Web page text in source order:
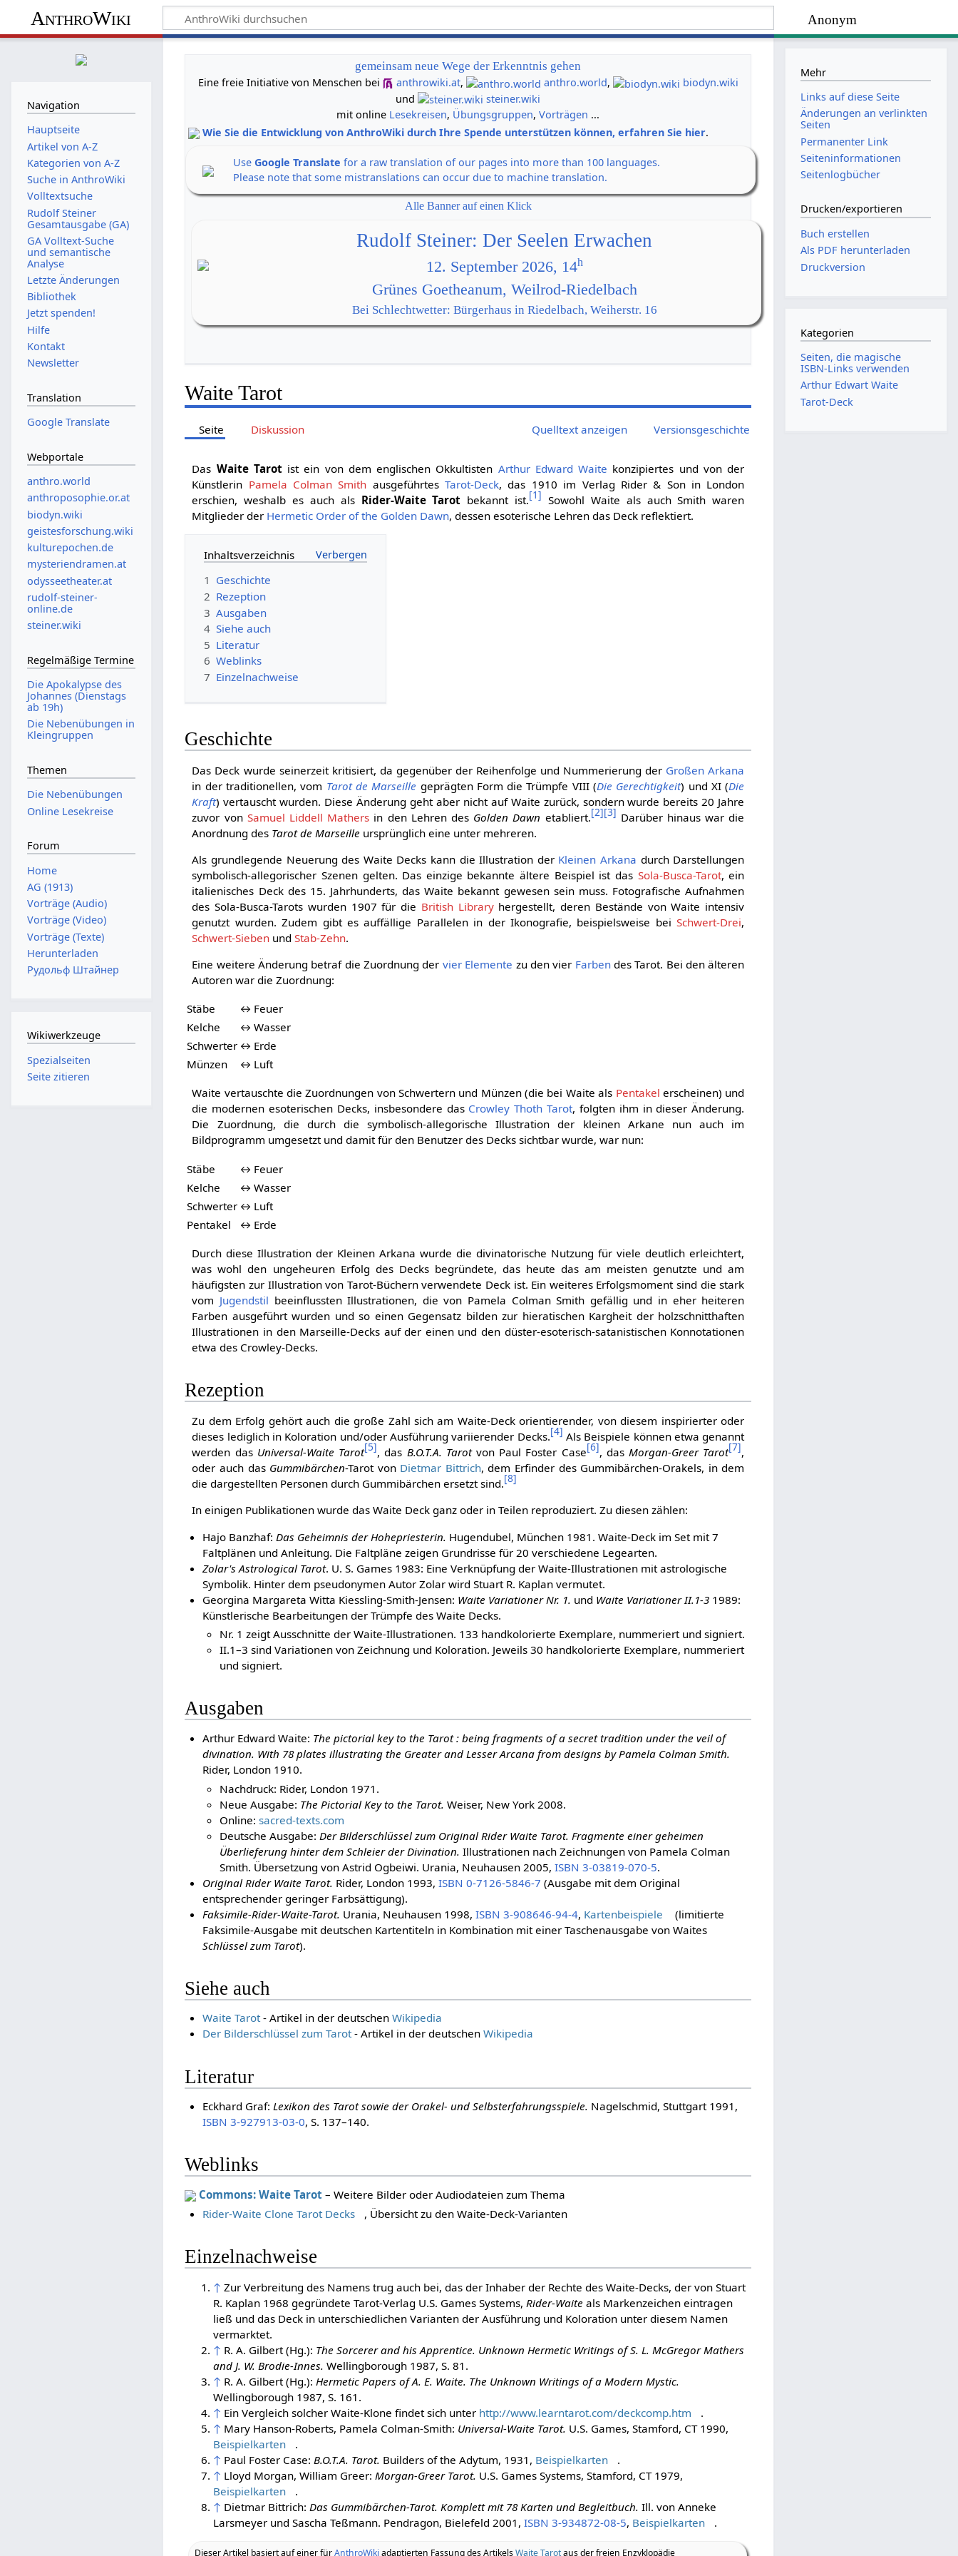
Anonym
AnthroWiki
gemeinsam neue Wege der Erkenntnis gehen
Eine freie Initiative von Menschen bei
anthrowiki.at, anthro.world,
biodyn.wiki
und
steiner.wiki
mit online Lesekreisen, Übungsgruppen,Vorträgen ...
Wie Sie die Entwicklung von AnthroWiki durch Ihre Spende unterstützen können, erfahren Sie hier.
UseGoogle Translate for a raw translation of our pages into more than 100 languages.
Please note that some mistranslations can occur due to machine translation.
Alle Banner auf einen Klick
Rudolf Steiner: Der Seelen Erwachen
12. September 2026, 14h
Grünes Goetheanum, Weilrod-Riedelbach
Bei Schlechtwetter: Bürgerhaus in Riedelbach, Weiherstr. 16
Waite Tarot
Seite Diskussion Quelltext anzeigen Versionsgeschichte
Das Waite Tarotist ein von dem englischen Okkultisten Arthur Edward Waite konzipiertes und von der
Künstlerin Pamela Colman Smith ausgeführtesTarot-Deck, das 1910 im Verlag Rider & Son in London
erschien, weshalb es auch als Rider-Waite Tarot bekannt ist.[1] Sowohl Waite als auch Smith waren
Mitglieder der Hermetic Order of the Golden Dawn, dessen esoterische Lehren das Deck reflektiert.
Inhaltsverzeichnis
1 Geschichte
2 Rezeption
3 Ausgaben
4 Siehe auch
5 Literatur
6 Weblinks
7 Einzelnachweise
Geschichte
Das Deck wurde seinerzeit kritisiert, da gegenüber der Reihenfolge und Nummerierung der Großen Arkana
in der traditionellen, vom Tarot de Marseille geprägten Form die Trümpfe VIII (Die Gerechtigkeit) und XI (Die
Kraft) vertauscht wurden. Diese Änderung geht aber nicht auf Waite zurück, sondern wurde bereits 20 Jahre
zuvor von Samuel Liddell Mathers in den Lehren des Golden Dawn etabliert.[2][3] Darüber hinaus war die
Anordnung des Tarot de Marseille ursprünglich eine unter mehreren.
Als grundlegende Neuerung des Waite Decks kann die Illustration der Kleinen Arkana durch Darstellungen
symbolisch-allegorischer Szenen gelten. Das einzige bekannte ältere Beispiel ist das Sola-Busca-Tarot, ein
italienisches Deck des 15. Jahrhunderts, das Waite bekannt gewesen sein muss. Fotografische Aufnahmen
des Sola-Busca-Tarots wurden 1907 für die British Libraryhergestellt, deren Bestände von Waite intensiv
genutzt wurden. Zudem gibt es auffällige Parallelen in der Ikonografie, beispielsweise beiSchwert-Drei,
Schwert-Sieben undStab-Zehn.
Eine weitere Änderung betraf die Zuordnung der vier Elemente zu den vier Farbendes Tarot. Bei den älteren
Autoren war die Zuordnung:
Stäbe ↔ Feuer
Kelche
↔ Wasser
Schwerter ↔ Erde
Münzen
↔ Luft
Waite vertauschte die Zuordnungen von Schwertern und Münzen (die bei Waite als Pentakel erscheinen) und
die modernen esoterischen Decks, insbesondere das Crowley Thoth Tarot, folgten ihm in dieser Änderung.
Die Zuordnung, die durch die symbolisch-allegorische Illustration der kleinen Arkane nun auch im
Bildprogramm umgesetzt und damit für den Benutzer des Decks sichtbar wurde, war nun:
Stäbe ↔ Feuer
Kelche
↔ Wasser
Schwerter ↔ Luft
Pentakel
↔ Erde
Durch diese Illustration der Kleinen Arkana wurde die divinatorische Nutzung für viele deutlich erleichtert,
was wohl den ungeheuren Erfolg des Decks begründete, das heute das am meisten genutzte und am
häufigsten zur Illustration von Tarot-Büchern verwendete Deck ist. Ein weiteres Erfolgsmoment sind die stark
vom Jugendstil beeinflussten Illustrationen, die von Pamela Colman Smith gefällig und in eher heiteren
Farben ausgeführt wurden und so einen Gegensatz bilden zur hieratischen Kargheit der holzschnitthaften
Illustrationen in den Marseille-Decks auf der einen und den düster-esoterisch-satanistischen Konnotationen
etwa des Crowley-Decks.
Rezeption
Zu dem Erfolg gehört auch die große Zahl sich am Waite-Deck orientierender, von diesem inspirierter oder
dieses lediglich in Koloration und/oder Ausführung variierender Decks.[4] Als Beispiele können etwa genannt
werden das Universal-Waite Tarot[5], das B.O.T.A. Tarotvon Paul Foster Case[6], dasMorgan-Greer Tarot[7],
oder auch das Gummibärchen-Tarot von Dietmar Bittrich, dem Erfinder des Gummibärchen-Orakels, in dem
die dargestellten Personen durch Gummibärchen ersetzt sind.[8]
In einigen Publikationen wurde das Waite Deck ganz oder in Teilen reproduziert. Zu diesen zählen:
Hajo Banzhaf: Das Geheimnis der Hohepriesterin. Hugendubel, München 1981. Waite-Deck im Set mit 7
Faltplänen und Anleitung. Die Faltpläne zeigen Grundrisse für 20 verschiedene Legearten.
Zolar's Astrological Tarot. U. S. Games 1983: Eine Verknüpfung der Waite-Illustrationen mit astrologische
Symbolik. Hinter dem pseudonymen Autor Zolar wird Stuart R. Kaplan vermutet.
Georgina Margareta Witta Kiessling-Smith-Jensen: Waite Variationer Nr. 1. und Waite Variationer II.1-31989:
Künstlerische Bearbeitungen der Trümpfe des Waite Decks.
Nr. 1 zeigt Ausschnitte der Waite-Illustrationen. 133 handkolorierte Exemplare, nummeriert und signiert.
II.1–3 sind Variationen von Zeichnung und Koloration. Jeweils 30 handkolorierte Exemplare, nummeriert
und signiert.
Ausgaben
Arthur Edward Waite: The pictorial key to the Tarot : being fragments of a secret tradition under the veil of
divination. With 78 plates illustrating the Greater and Lesser Arcana from designs by Pamela Colman Smith.
Rider, London 1910.
Nachdruck: Rider, London 1971.
Neue Ausgabe: The Pictorial Key to the Tarot. Weiser, New York 2008.
Online: sacred-texts.com
Deutsche Ausgabe: Der Bilderschlüssel zum Original Rider Waite Tarot. Fragmente einer geheimen
Überlieferung hinter dem Schleier der Divination. Illustrationen nach Zeichnungen von Pamela Colman
Smith. Übersetzung von Astrid Ogbeiwi. Urania, Neuhausen 2005, ISBN 3-03819-070-5.
Original Rider Waite Tarot. Rider, London 1993, ISBN 0-7126-5846-7 (Ausgabe mit dem Original
entsprechender geringer Farbsättigung).
Faksimile-Rider-Waite-Tarot. Urania, Neuhausen 1998, ISBN 3-908646-94-4, Kartenbeispiele
(limitierte
Faksimile-Ausgabe mit deutschen Kartentiteln in Kombination mit einer Taschenausgabe von Waites
Schlüssel zum Tarot).
Siehe auch
Waite Tarot- Artikel in der deutschen Wikipedia
Der Bilderschlüssel zum Tarot- Artikel in der deutschen Wikipedia
Literatur
Eckhard Graf: Lexikon des Tarot sowie der Orakel- und Selbsterfahrungsspiele. Nagelschmid, Stuttgart 1991,
ISBN 3-927913-03-0, S. 137–140.
Weblinks
Commons: Waite Tarot – Weitere Bilder oder Audiodateien zum Thema
Rider-Waite Clone Tarot Decks
, Übersicht zu den Waite-Deck-Varianten
Einzelnachweise
↑ Zur Verbreitung des Namens trug auch bei, das der Inhaber der Rechte des Waite-Decks, der von Stuart
R. Kaplan 1968 gegründete Tarot-Verlag U.S. Games Systems,Rider-Waite als Markenzeichen eintragen
ließ und das Deck in unterschiedlichen Varianten der Ausführung und Koloration unter diesem Namen
vermarktet.
↑ R. A. Gilbert (Hg.): The Sorcerer and his Apprentice. Unknown Hermetic Writings of S. L. McGregor Mathers
and J. W. Brodie-Innes. Wellingborough 1987, S. 81.
↑ R. A. Gilbert (Hg.):Hermetic Papers of A. E. Waite. The Unknown Writings of a Modern Mystic.
Wellingborough 1987, S. 161.
↑ Ein Vergleich solcher Waite-Klone findet sich unter http://www.learntarot.com/deckcomp.htm
.
↑ Mary Hanson-Roberts, Pamela Colman-Smith: Universal-Waite Tarot. U.S. Games, Stamford, CT 1990,
Beispielkarten
.
↑ Paul Foster Case:B.O.T.A. Tarot. Builders of the Adytum, 1931, Beispielkarten
.
↑ Lloyd Morgan, William Greer:Morgan-Greer Tarot. U.S. Games Systems, Stamford, CT 1979,
Beispielkarten
.
↑ Dietmar Bittrich:Das Gummibärchen-Tarot. Komplett mit 78 Karten und Begleitbuch. Ill. von Anneke
Larsmeyer und Sascha Teßmann. Pendragon, Bielefeld 2001,ISBN 3-934872-08-5, Beispielkarten .
Dieser Artikel basiert auf einer fürAnthroWiki adaptierten Fassung des ArtikelsWaite Tarotaus der freien Enzyklopädie
Navigation
Hauptseite
Artikel von A-Z
Kategorien von A-Z
Suche in AnthroWiki
Volltextsuche
Rudolf Steiner
Gesamtausgabe (GA)
GA Volltext-Suche
und semantische
Analyse
Letzte Änderungen
Bibliothek
Jetzt spenden!
Hilfe
Kontakt
Newsletter
Translation
Google Translate
Webportale
anthro.world
anthroposophie.or.at
biodyn.wiki
geistesforschung.wiki
kulturepochen.de
mysteriendramen.at
odysseetheater.at
rudolf-steiner-
online.de
steiner.wiki
Regelmäßige Termine
Die Apokalypse des
Johannes (Dienstags
ab 19h)
Die Nebenübungen in
Kleingruppen
Themen
Die Nebenübungen
Online Lesekreise
Forum
Home
AG (1913)
Vorträge (Audio)
Vorträge (Video)
Vorträge (Texte)
Herunterladen
Рудольф Штайнер
Wikiwerkzeuge
Spezialseiten
Seite zitieren
Mehr
Links auf diese Seite
Änderungen an verlinkten
Seiten
Permanenter Link
Seiten­­informationen
Seitenlogbücher
Drucken/­exportieren
Buch erstellen
Als PDF herunterladen
Druckversion
Kategorien
Seiten, die magische
ISBN-Links verwenden
Arthur Edwart Waite
Tarot-Deck